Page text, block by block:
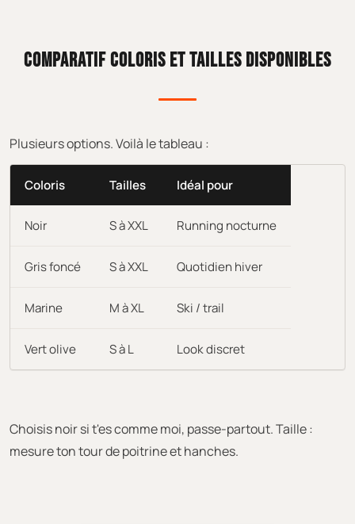
COMPARATIF COLORIS ET TAILLES DISPONIBLES
Plusieurs options. Voilà le tableau :
Coloris Tailles Idéal pour
Noir S à XXL Running nocturne
Gris foncé S à XXL Quotidien hiver
Marine M à XL Ski / trail
Vert olive S à L Look discret
Choisis noir si t'es comme moi, passe-partout. Taille :
mesure ton tour de poitrine et hanches.